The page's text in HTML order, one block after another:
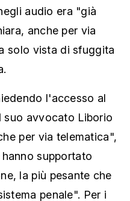
audio era "già
anche per via
solo vista di sfuggita
l'accesso al
avvocato Liborio
per via telematica",
supportato
la più pesante che
penale". Per i